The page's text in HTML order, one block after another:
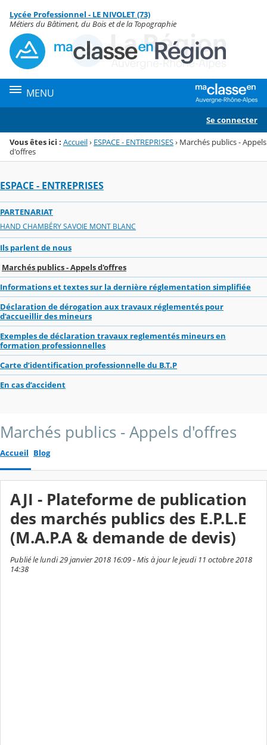
Menu de la rubrique
Contenu
Lycée Professionnel - LE NIVOLET (73)
Métiers du Bâtiment, du Bois et de la Topographie
MENU
Se connecter
Vous êtes ici : Accueil› ESPACE - ENTREPRISES› Marchés publics - Appels
d'offres
ESPACE - ENTREPRISES
PARTENARIAT
HAND CHAMBÉRY SAVOIE MONT BLANC
Ils parlent de nous
Marchés publics - Appels d'offres
Informations et textes sur la dernière réglementation simplifiée
Déclaration de dérogation aux travaux réglementés pour
d’accueillir des mineurs
Exemples de déclaration travaux reglementés mineurs en
formation professionnelles
Carte d’identification professionnelle du B.T.P
En cas d’accident
Marchés publics - Appels d'offres
Accueil Blog
AJI - Plateforme de publication
des marchés publics des E.P.L.E
(M.A.P.A & demande de devis)
Publié le lundi 29 janvier 2018 16:09 - Mis à jour le jeudi 11 octobre 2018
14:38